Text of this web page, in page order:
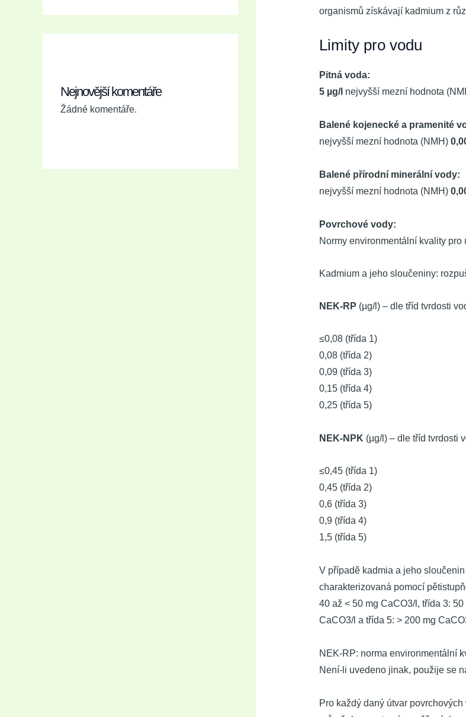
Nejnovější komentáře
Žádné komentáře.
organismů získávají kadmium z
Limity pro vodu
Pitná voda:
5 µg/l nejvyšší mezní hodnota
Balené kojenecké a pramenité
nejvyšší mezní hodnota (NMH)
Balené přírodní minerální vody:
nejvyšší mezní hodnota (NMH)
Povrchové vody:
Normy environmentální kvality
Kadmium a jeho sloučeniny:
NEK-RP (µg/l) – dle tříd tvrdosti
≤0,08 (třída 1)
0,08 (třída 2)
0,09 (třída 3)
0,15 (třída 4)
0,25 (třída 5)
NEK-NPK (µg/l) – dle tříd tvrdosti
≤0,45 (třída 1)
0,45 (třída 2)
0,6 (třída 3)
0,9 (třída 4)
1,5 (třída 5)
V případě kadmia a jeho
charakterizovaná pomocí
40 až < 50 mg CaCO3/l, třída 3:
CaCO3/l a třída 5: > 200 mg
NEK-RP: norma environmentální
Není-li uvedeno jinak, použije se
Pro každý daný útvar